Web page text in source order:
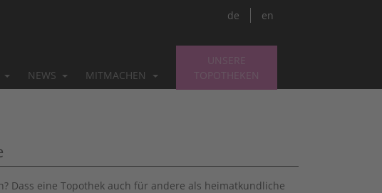
NEWS MITMACHEN
UNSERE
TOPOTHEKEN
de en
Dass eine Topothek auch für andere als heimatkundliche